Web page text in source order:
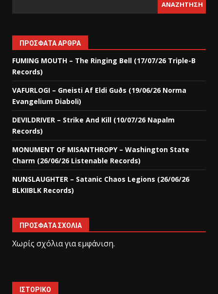
ΑΝΑΖΉΤΗΣΗ
ΠΡΌΣΦΑΤΑ ΆΡΘΡΑ
FUMING MOUTH – The Ringing Bell (17/07/26 Triple-B
Records)
VAFURLOGI – Gneisti Af Eldi Guðs (19/06/26 Norma
Evangelium Diaboli)
DEVILDRIVER – Strike And Kill (10/07/26 Napalm
Records)
MONUMENT OF MISANTHROPY – Washington State
Charm (26/06/26 Listenable Records)
NUNSLAUGHTER – Satanic Chaos Legions (26/06/26
BLKIIBLK Records)
ΠΡΌΣΦΑΤΑ ΣΧΌΛΙΑ
Χωρίς σχόλια για εμφάνιση.
ΙΣΤΟΡΙΚΌ